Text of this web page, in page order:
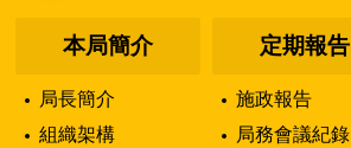
本局簡介
局長簡介
組織架構
定期報告
施政報告
局務會議紀錄